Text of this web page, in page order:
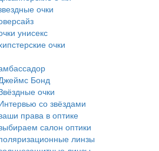
очки
унисекс
очки
Бонд
очки
со звёздами
права в оптике
салон оптики
линзы